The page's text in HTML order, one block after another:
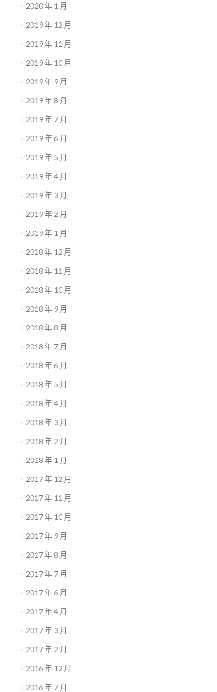
2020 年 1 月
2019 年 12 月
2019 年 11 月
2019 年 10 月
2019 年 9 月
2019 年 8 月
2019 年 7 月
2019 年 6 月
2019 年 5 月
2019 年 4 月
2019 年 3 月
2019 年 2 月
2019 年 1 月
2018 年 12 月
2018 年 11 月
2018 年 10 月
2018 年 9 月
2018 年 8 月
2018 年 7 月
2018 年 6 月
2018 年 5 月
2018 年 4 月
2018 年 3 月
2018 年 2 月
2018 年 1 月
2017 年 12 月
2017 年 11 月
2017 年 10 月
2017 年 9 月
2017 年 8 月
2017 年 7 月
2017 年 6 月
2017 年 4 月
2017 年 3 月
2017 年 2 月
2016 年 12 月
2016 年 7 月